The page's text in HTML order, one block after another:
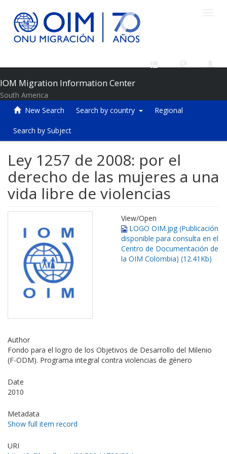
IOM Migration Information Center
South America
New Search
Search by country Regional
Search by Subject
Ley 1257 de 2008: por el
derecho de las mujeres a una
vida libre de violencias
View/Open
LOGO OIM.jpg (Publicación
disponible para consulta en el
Centro de Documentación de
la OIM Colombia) (12.41Kb)
Author
Fondo para el logro de los Objetivos de Desarrollo del Milenio
(F-ODM). Programa integral contra violencias de género
Date
2010
Metadata
Show full item record
URI